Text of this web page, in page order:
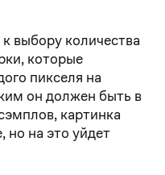
выбору количества
которые
пикселя на
он должен быть в
картинка
но на это уйдет